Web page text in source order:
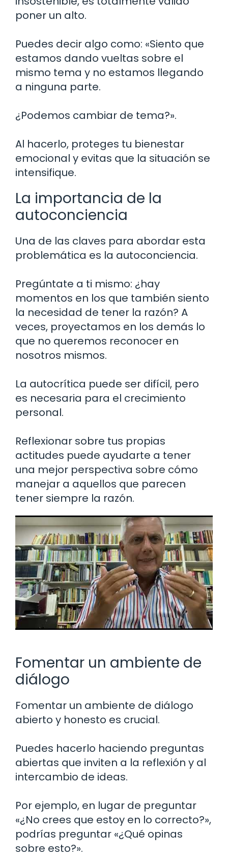
poner un alto.
Puedes decir algo como: «Siento que
estamos dando vueltas sobre el
mismo tema y no estamos llegando
a ninguna parte.
¿Podemos cambiar de tema?».
Al hacerlo, proteges tu bienestar
emocional y evitas que la situación se
intensifique.
La importancia de la
autoconciencia
Una de las claves para abordar esta
problemática es la autoconciencia.
Pregúntate a ti mismo: ¿hay
momentos en los que también siento
la necesidad de tener la razón? A
veces, proyectamos en los demás lo
que no queremos reconocer en
nosotros mismos.
La autocrítica puede ser difícil, pero
es necesaria para el crecimiento
personal.
Reflexionar sobre tus propias
actitudes puede ayudarte a tener
una mejor perspectiva sobre cómo
manejar a aquellos que parecen
tener siempre la razón.
Fomentar un ambiente de
diálogo
Fomentar un ambiente de diálogo
abierto y honesto es crucial.
Puedes hacerlo haciendo preguntas
abiertas que inviten a la reflexión y al
intercambio de ideas.
Por ejemplo, en lugar de preguntar
«¿No crees que estoy en lo correcto?»,
podrías preguntar «¿Qué opinas
sobre esto?».